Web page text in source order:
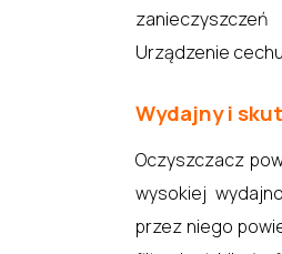
Urządzenie
Wydajny i
Oczyszczacz
wysokiej
przez niego